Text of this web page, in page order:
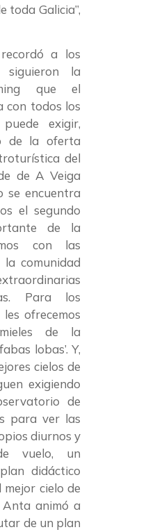
toda Galicia”,
a los
la
que el
con todos los
exigir,
de la oferta
del
de A Veiga
se encuentra
el segundo
de la
con las
comunidad
Para los
ofrecemos
de la
lobas’. Y,
cielos de
exigiendo
de
para ver las
diurnos y
vuelo, un
didáctico
cielo de
Anta animó a
de un plan